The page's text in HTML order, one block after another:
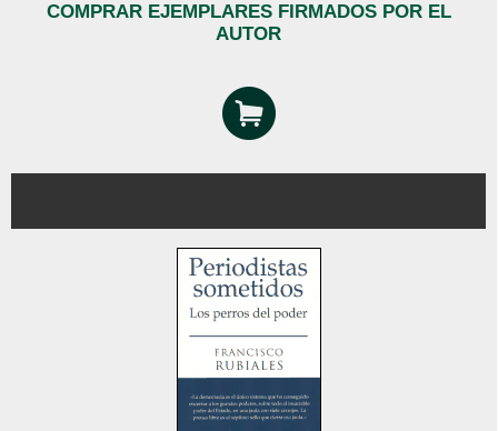
COMPRAR EJEMPLARES FIRMADOS POR EL
AUTOR